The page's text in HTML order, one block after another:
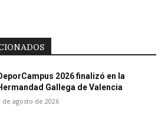
2026 finalizó en la
Gallega de Valencia
de agosto de 2026